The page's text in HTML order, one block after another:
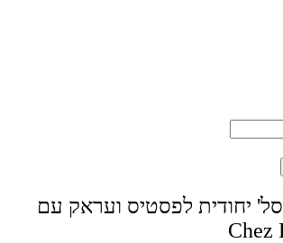
כוס זכוכית 17סל' יחודית לפסטיס ועראק עם